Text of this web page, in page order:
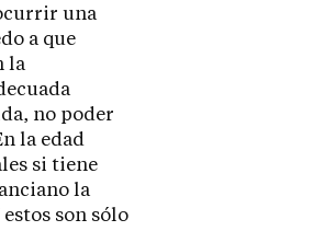
una
a que
la
no poder
la edad
si tiene
la
son sólo